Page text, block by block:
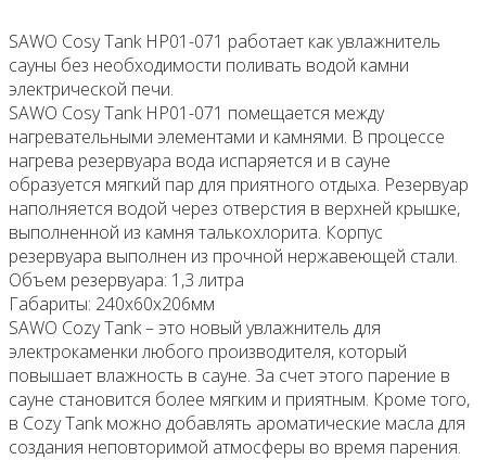
SAWO Cosy Tank HP01-071 работает как увлажнитель
сауны без необходимости поливать водой камни
электрической печи.
SAWO Cosy Tank HP01-071 помещается между
нагревательными элементами и камнями. В процессе
нагрева резервуара вода испаряется и в сауне
образуется мягкий пар для приятного отдыха. Резервуар
наполняется водой через отверстия в верхней крышке,
выполненной из камня талькохлорита. Корпус
резервуара выполнен из прочной нержавеющей стали.
Объем резервуара: 1,3 литра
Габариты: 240x60x206мм
SAWO Cozy Tank – это новый увлажнитель для
электрокаменки любого производителя, который
повышает влажность в сауне. За счет этого парение в
сауне становится более мягким и приятным. Кроме того,
в Cozy Tank можно добавлять ароматические масла для
создания неповторимой атмосферы во время парения.